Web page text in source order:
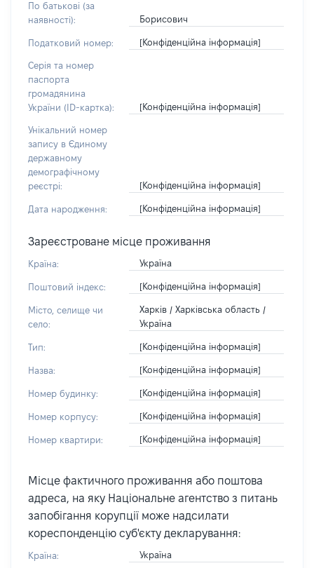
По батькові (за
наявності):
Борисович
Податковий номер: [Конфіденційна інформація]
Серія та номер
паспорта
громадянина
України (ID-картка):
[Конфіденційна інформація]
Унікальний номер
запису в Єдиному
державному
демографічному
реєстрі:
[Конфіденційна інформація]
Дата народження: [Конфіденційна інформація]
Зареєстроване місце проживання
Країна: Україна
Поштовий індекс: [Конфіденційна інформація]
Місто, селище чи
село:
Харків / Харківська область /
Україна
Тип: [Конфіденційна інформація]
Назва: [Конфіденційна інформація]
Номер будинку: [Конфіденційна інформація]
Номер корпусу: [Конфіденційна інформація]
Номер квартири: [Конфіденційна інформація]
Місце фактичного проживання або поштова
адреса, на яку Національне агентство з питань
запобігання корупції може надсилати
кореспонденцію суб'єкту декларування:
Країна: Україна